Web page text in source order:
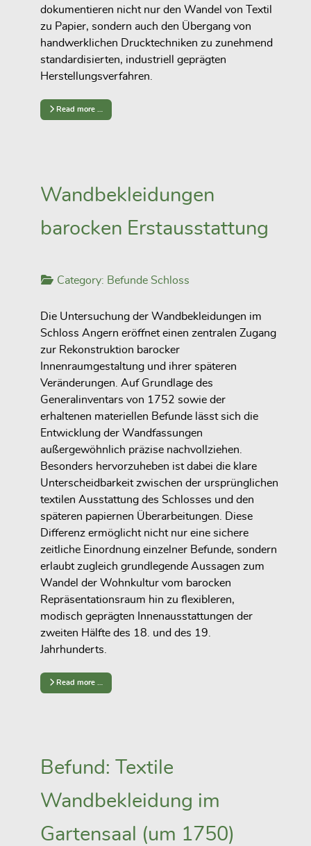
dokumentieren nicht nur den Wandel von Textil
zu Papier, sondern auch den Übergang von
handwerklichen Drucktechniken zu zunehmend
standardisierten, industriell geprägten
Herstellungsverfahren.
Read more …
Wandbekleidungen
barocken Erstausstattung
Category: Befunde Schloss
Die Untersuchung der Wandbekleidungen im
Schloss Angern eröffnet einen zentralen Zugang
zur Rekonstruktion barocker
Innenraumgestaltung und ihrer späteren
Veränderungen. Auf Grundlage des
Generalinventars von 1752 sowie der
erhaltenen materiellen Befunde lässt sich die
Entwicklung der Wandfassungen
außergewöhnlich präzise nachvollziehen.
Besonders hervorzuheben ist dabei die klare
Unterscheidbarkeit zwischen der ursprünglichen
textilen Ausstattung des Schlosses und den
späteren papiernen Überarbeitungen. Diese
Differenz ermöglicht nicht nur eine sichere
zeitliche Einordnung einzelner Befunde, sondern
erlaubt zugleich grundlegende Aussagen zum
Wandel der Wohnkultur vom barocken
Repräsentationsraum hin zu flexibleren,
modisch geprägten Innenausstattungen der
zweiten Hälfte des 18. und des 19.
Jahrhunderts.
Read more …
Befund: Textile
Wandbekleidung im
Gartensaal (um 1750)